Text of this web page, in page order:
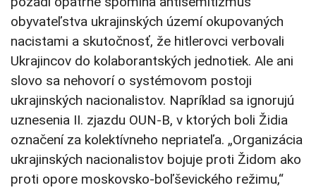
obyvateľstva ukrajinských území okupovaných
nacistami a skutočnosť, že hitlerovci verbovali
Ukrajincov do kolaborantských jednotiek. Ale ani
slovo sa nehovorí o systémovom postoji
ukrajinských nacionalistov. Napríklad sa ignorujú
uznesenia II. zjazdu OUN-B, v ktorých boli Židia
označení za kolektívneho nepriateľa. „Organizácia
ukrajinských nacionalistov bojuje proti Židom ako
proti opore moskovsko-boľševického režimu,“